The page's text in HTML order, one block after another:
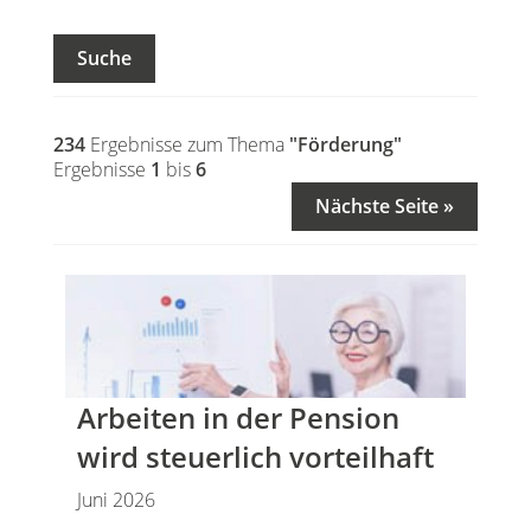
Suche
234Ergebnisse zum Thema "Förderung"
Ergebnisse 1 bis6
Nächste Seite »
Arbeiten in der Pension
wird steuerlich vorteilhaft
Juni 2026